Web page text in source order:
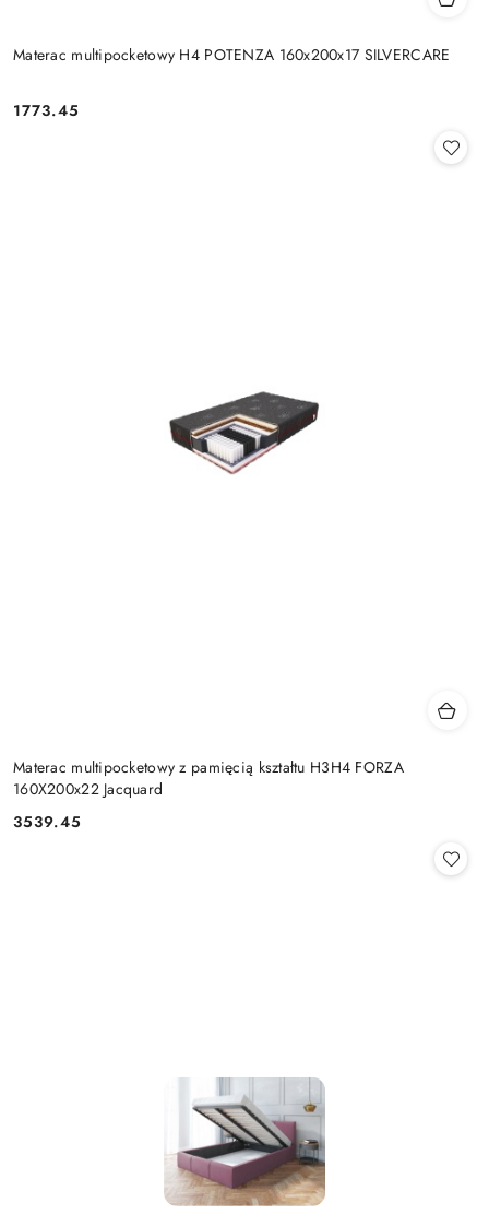
Materac multipocketowy H4 POTENZA 160x200x17 SILVERCARE
Cena:
1773.45
Materac multipocketowy z pamięcią kształtu H3H4 FORZA
160X200x22 Jacquard
Cena:
3539.45